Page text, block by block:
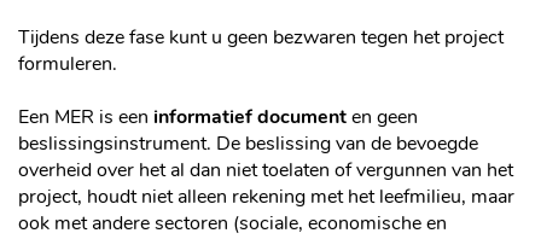
Tijdens deze fase kunt u geen bezwaren tegen het project
formuleren.
Een MER is een informatief documenten geen
beslissingsinstrument. De beslissing van de bevoegde
overheid over het al dan niet toelaten of vergunnen van het
project, houdt niet alleen rekening met het leefmilieu, maar
ook met andere sectoren (sociale, economische en